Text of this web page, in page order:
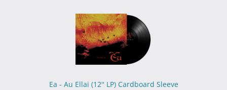
Ea - Au Ellai (12'' LP) Cardboard Sleeve